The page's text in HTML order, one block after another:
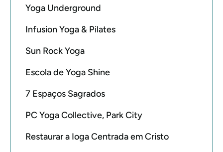
Yoga Underground
Infusion Yoga & Pilates
Sun Rock Yoga
Escola de Yoga Shine
7 Espaços Sagrados
PC Yoga Collective, Park City
Restaurar a Ioga Centrada em Cristo